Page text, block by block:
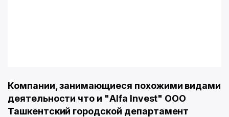
Компании, занимающиеся похожими видами
деятельности что и "Alfa Invest" ООО
Ташкентский городской департамент